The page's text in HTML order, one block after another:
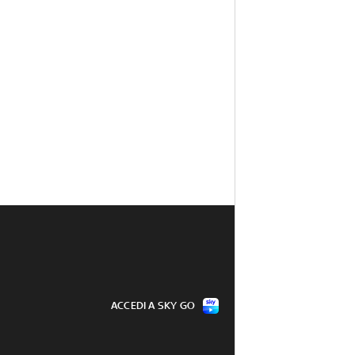
ACCEDI A SKY GO